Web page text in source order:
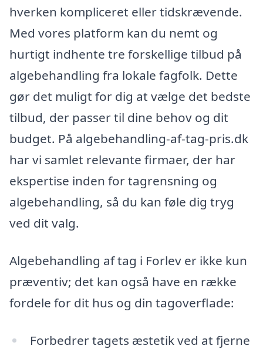
hverken kompliceret eller tidskrævende.
Med vores platform kan du nemt og
hurtigt indhente tre forskellige tilbud på
algebehandling fra lokale fagfolk. Dette
gør det muligt for dig at vælge det bedste
tilbud, der passer til dine behov og dit
budget. På algebehandling-af-tag-pris.dk
har vi samlet relevante firmaer, der har
ekspertise inden for tagrensning og
algebehandling, så du kan føle dig tryg
ved dit valg.
Algebehandling af tag i Forlev er ikke kun
præventiv; det kan også have en række
fordele for dit hus og din tagoverflade:
Forbedrer tagets æstetik ved at fjerne